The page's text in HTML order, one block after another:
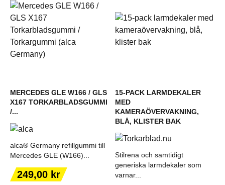
MERCEDES GLE W166 / GLS
X167 TORKARBLADSGUMMI
/...
alca® Germany refillgummi till
Mercedes GLE (W166)...
Pris
249,00 kr
15-PACK LARMDEKALER
MED
KAMERAÖVERVAKNING,
BLÅ, KLISTER BAK
Stilrena och samtidigt
generiska larmdekaler som
varnar...